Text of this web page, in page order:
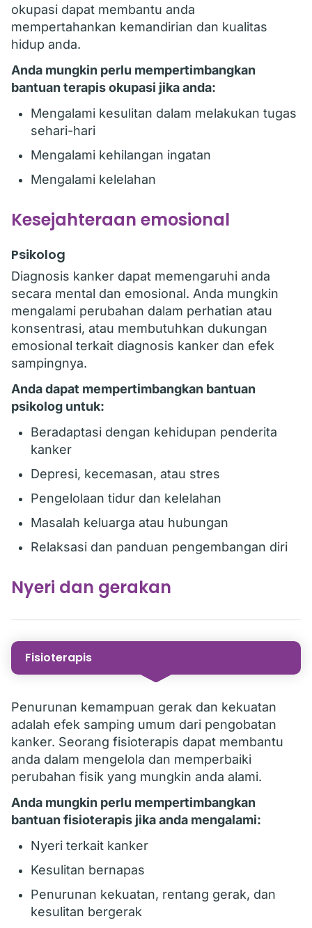
okupasi dapat membantu anda
mempertahankan kemandirian dan kualitas
hidup anda.
Anda mungkin perlu mempertimbangkan
bantuan terapis okupasi jika anda:
Mengalami kesulitan dalam melakukan tugas
sehari-hari
Mengalami kehilangan ingatan
Mengalami kelelahan
Kesejahteraan emosional
Psikolog
Diagnosis kanker dapat memengaruhi anda
secara mental dan emosional. Anda mungkin
mengalami perubahan dalam perhatian atau
konsentrasi, atau membutuhkan dukungan
emosional terkait diagnosis kanker dan efek
sampingnya.
Anda dapat mempertimbangkan bantuan
psikolog untuk:
Beradaptasi dengan kehidupan penderita
kanker
Depresi, kecemasan, atau stres
Pengelolaan tidur dan kelelahan
Masalah keluarga atau hubungan
Relaksasi dan panduan pengembangan diri
Nyeri dan gerakan
Fisioterapis
Penurunan kemampuan gerak dan kekuatan
adalah efek samping umum dari pengobatan
kanker. Seorang fisioterapis dapat membantu
anda dalam mengelola dan memperbaiki
perubahan fisik yang mungkin anda alami.
Anda mungkin perlu mempertimbangkan
bantuan fisioterapis jika anda mengalami:
Nyeri terkait kanker
Kesulitan bernapas
Penurunan kekuatan, rentang gerak, dan
kesulitan bergerak